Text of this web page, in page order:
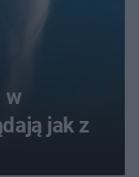
w
jak z